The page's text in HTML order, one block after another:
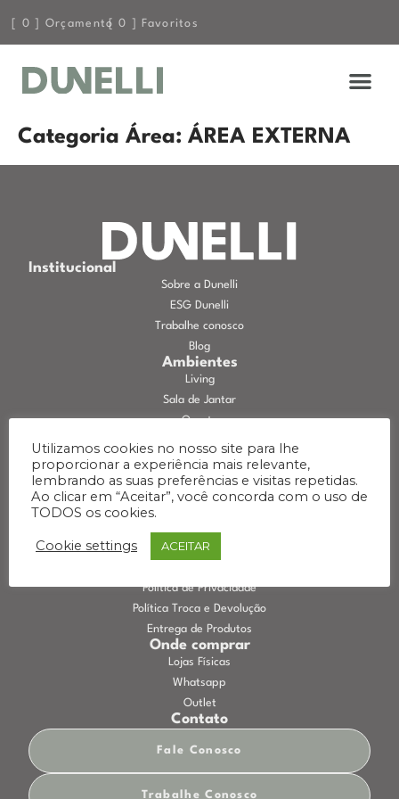
[ 0 ] Orçamento[0 ] Favoritos
Categoria Área: ÁREA EXTERNA
Institucional
Sobre a Dunelli
ESG Dunelli
Trabalhe conosco
Blog
Ambientes
Living
Sala de Jantar
Quarto
Área externa
Categorias
Informações
Termo de Ciência de Avaria
Política de Privacidade
Política Troca e Devolução
Entrega de Produtos
Onde comprar
Lojas Físicas
Whatsapp
Outlet
Contato
Fale Conosco
Trabalhe Conosco
Utilizamos cookies no nosso site para lhe
proporcionar a experiência mais relevante,
lembrando as suas preferências e visitas repetidas.
Ao clicar em “Aceitar”, você concorda com o uso de
TODOS os cookies.
Cookie settings ACEITAR